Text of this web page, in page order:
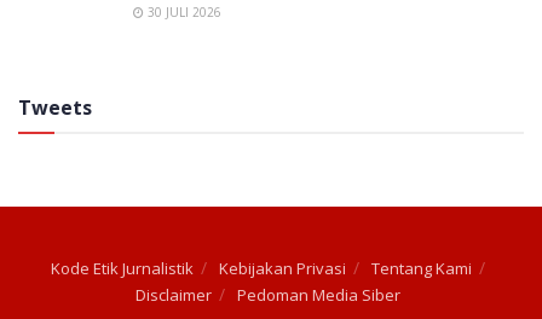
30 JULI 2026
Tweets
Kode Etik Jurnalistik Kebijakan Privasi
Tentang Kami
Disclaimer
Pedoman Media Siber